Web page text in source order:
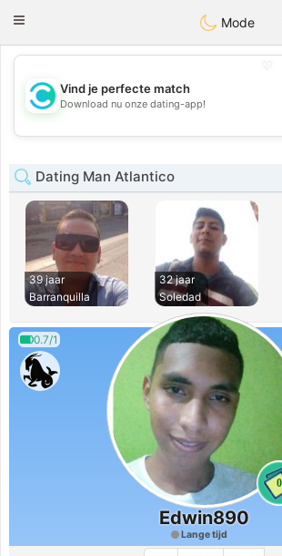
olombiaCitas
Toggle
Mode
💖
💕
Vind je perfecte match
Download nu onze dating-app!
Dating Man Atlantico
39 jaar
Barranquilla
32 jaar
Soledad
0.7/1
0
Edwin890
Lange tijd